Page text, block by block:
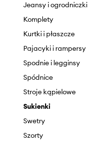
Komplety
Koszule
Kurtki i płaszcze
Odzież kąpielowa
Pajacyki i rampersy
Spodnie
Szorty
T-shirty i polo
Sneakersy
Trampki i tenisówki
Czapki i kapelusze
Jeansy i ogrodniczki
Komplety
Kurtki i płaszcze
Pajacyki i rampersy
Spodnie i legginsy
Spódnice
Stroje kąpielowe
Sukienki
Swetry
Szorty